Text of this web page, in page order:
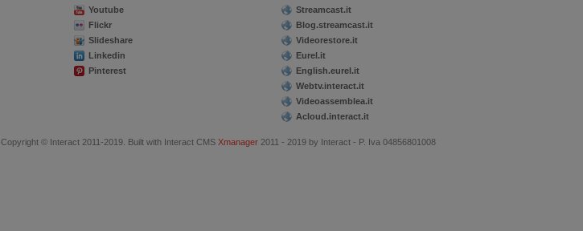
Youtube
Flickr
Slideshare
Linkedin
Pinterest
Streamcast.it
Blog.streamcast.it
Videorestore.it
Eurel.it
English.eurel.it
Webtv.interact.it
Videoassemblea.it
Acloud.interact.it
Copyright © Interact 2011-2019. Built with Interact CMS Xmanager 2011 - 2019 by Interact - P. Iva 04856801008